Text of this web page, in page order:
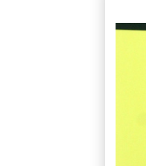
Zelensky a Belgrado,